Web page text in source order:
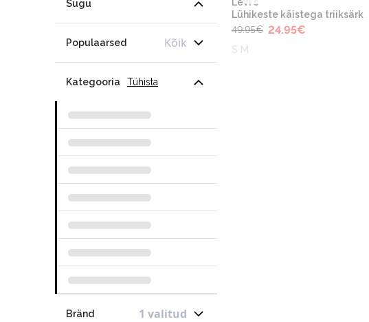
Sugu
Populaarsed Kõik
Kategooria Tühista
Bränd 1 valitud
Lühikeste käistega triiksärk
49.95€ 24.95€
S M